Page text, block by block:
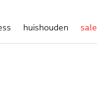
huishouden sale